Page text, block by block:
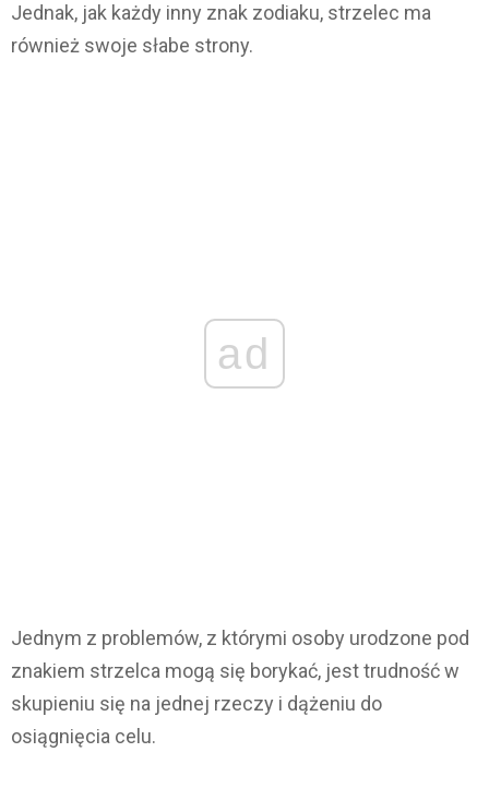
Jednak, jak każdy inny znak zodiaku, strzelec ma
również swoje słabe strony.
ad
Jednym z problemów, z którymi osoby urodzone pod
znakiem strzelca mogą się borykać, jest trudność w
skupieniu się na jednej rzeczy i dążeniu do
osiągnięcia celu.